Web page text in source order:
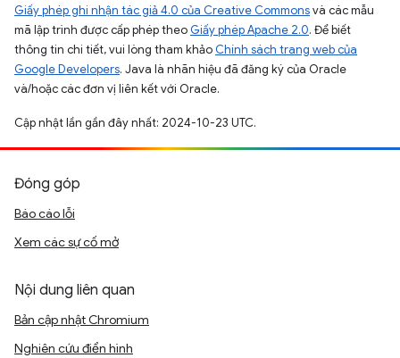
Giấy phép ghi nhận tác giả 4.0 của Creative Commonsvà các mẫu
mã lập trình được cấp phép theo Giấy phép Apache 2.0. Để biết
thông tin chi tiết, vui lòng tham khảo Chính sách trang web của
Google Developers. Java là nhãn hiệu đã đăng ký của Oracle
và/hoặc các đơn vị liên kết với Oracle.
Cập nhật lần gần đây nhất: 2024-10-23 UTC.
Đóng góp
Báo cáo lỗi
Xem các sự cố mở
Nội dung liên quan
Bản cập nhật Chromium
Nghiên cứu điển hình